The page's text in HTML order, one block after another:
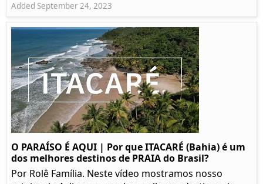
Added September 24, 2023
O PARAÍSO É AQUI | Por que ITACARÉ (Bahia) é um
dos melhores destinos de PRAIA do Brasil?
Por Rolê Família. Neste vídeo mostramos nosso